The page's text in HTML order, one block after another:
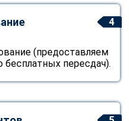
4
(предоставляем
бесплатных пересдач).